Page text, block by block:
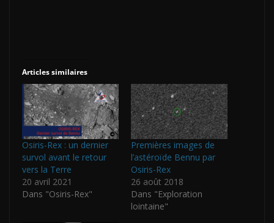
Articles similaires
Osiris-Rex : un dernier
survol avant le retour
vers la Terre
20 avril 2021
Dans "Osiris-Rex"
Premières images de
l’astéroïde Bennu par
Osiris-Rex
26 août 2018
Dans "Exploration
lointaine"